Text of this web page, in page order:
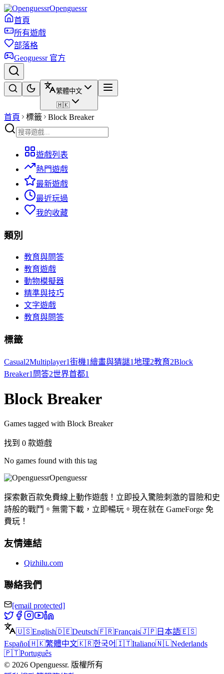
Openguessr
首頁
所有遊戲
部落格
Geoguessr 官方
繁體中文
🇭🇰
首頁 標籤 Block Breaker
遊戲列表
熱門遊戲
最新遊戲
最近玩過
我的收藏
類別
教育與問答
教育遊戲
動物模擬器
精準與技巧
文字遊戲
教育與問答
標籤
Casual2Multiplayer1街機1繪畫與猜謎1地理2教育2Block
Breaker1 問答2世界首都1
Block Breaker
Games tagged with Block Breaker
找到 0 款遊戲
No games found with this tag
Openguessr
探索數百款免費線上動作遊戲！立即投入驚險刺激的冒險和史
詩般的戰鬥。無需下載，立即暢玩。現在就在 GameForge 免
費玩！
友情連結
Qizhilu.com
聯絡我們
[email protected]
🇺🇸English🇩🇪Deutsch🇫🇷Français🇯🇵 日本語🇪🇸
Español🇭🇰繁體中文🇰🇷한국어🇮🇹Italiano🇳🇱Nederlands
🇵🇹Português
© 2026 Openguessr. 版權所有